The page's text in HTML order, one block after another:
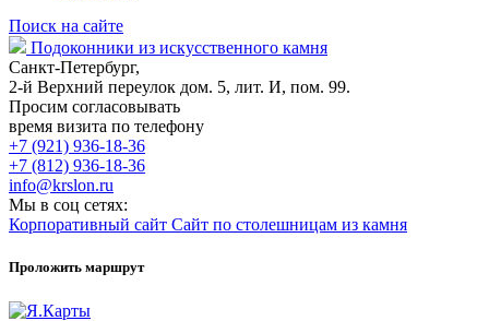
Поиск на сайте
Подоконники из искусственного камня
Санкт-Петербург,
2-й Верхний переулок дом. 5, лит. И, пом. 99.
Просим согласовывать
время визита по телефону
+7 (921) 936-18-36
+7 (812) 936-18-36
info@krslon.ru
Мы в соц сетях:
Корпоративный сайт Сайт по столешницам из камня
Проложить маршрут